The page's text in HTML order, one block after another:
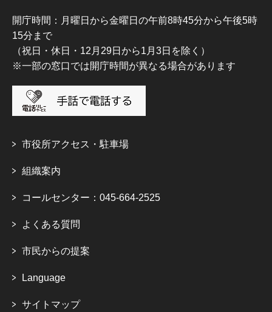
開庁時間：月曜日から金曜日の午前8時45分から午後5時
15分まで
（祝日・休日・12月29日から1月3日を除く）
※一部の窓口では開庁時間が異なる場合があります
市役所アクセス・駐車場
組織案内
コールセンター：045-664-2525
よくある質問
市民からの提案
Language
サイトマップ